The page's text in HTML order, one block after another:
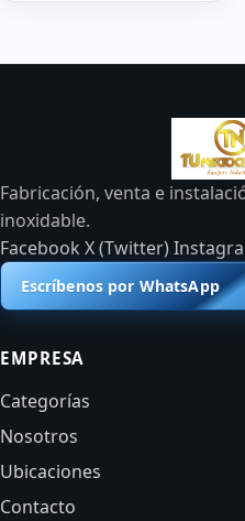
Fabricación, venta e
inoxidable.
FacebookX (Twitter)
Escríbenos por WhatsApp
EMPRESA
Categorías
Nosotros
Ubicaciones
Contacto